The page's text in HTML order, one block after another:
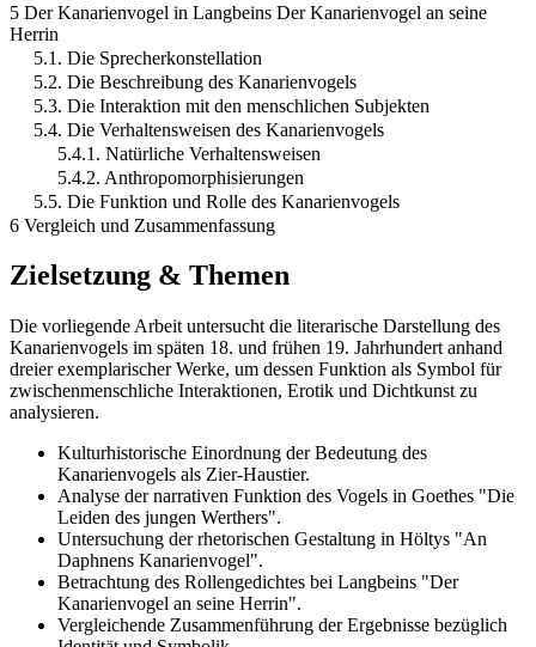
5 Der Kanarienvogel in Langbeins Der Kanarienvogel an seine
Herrin
5.1. Die Sprecherkonstellation
5.2. Die Beschreibung des Kanarienvogels
5.3. Die Interaktion mit den menschlichen Subjekten
5.4. Die Verhaltensweisen des Kanarienvogels
5.4.1. Natürliche Verhaltensweisen
5.4.2. Anthropomorphisierungen
5.5. Die Funktion und Rolle des Kanarienvogels
6 Vergleich und Zusammenfassung
Zielsetzung & Themen
Die vorliegende Arbeit untersucht die literarische Darstellung des
Kanarienvogels im späten 18. und frühen 19. Jahrhundert anhand
dreier exemplarischer Werke, um dessen Funktion als Symbol für
zwischenmenschliche Interaktionen, Erotik und Dichtkunst zu
analysieren.
Kulturhistorische Einordnung der Bedeutung des
Kanarienvogels als Zier-Haustier.
Analyse der narrativen Funktion des Vogels in Goethes "Die
Leiden des jungen Werthers".
Untersuchung der rhetorischen Gestaltung in Höltys "An
Daphnens Kanarienvogel".
Betrachtung des Rollengedichtes bei Langbeins "Der
Kanarienvogel an seine Herrin".
Vergleichende Zusammenführung der Ergebnisse bezüglich